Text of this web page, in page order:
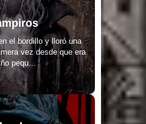
el bordillo y lloró una
vez desde que era
pequ...